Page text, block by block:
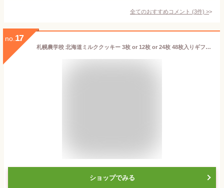
全てのおすすめコメント (3件) >
no. 17
札幌農学校 北海道ミルククッキー 3枚 or 12枚 or 24枚 48枚入りギフト プチギフト スイーツ お菓子 焼き菓子 洋菓子 ばらまき 小分け 大量 個包装 お配り用 産休 職場復帰 誕生日 内祝い 退職 お祝い 転勤 お礼 お返し 御供 感謝 銘菓
ショップでみる